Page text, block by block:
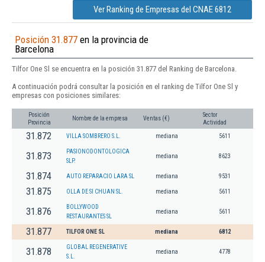
Ver Ranking de Empresas del CNAE 6812
Posición 31.877 en la provincia de
Barcelona
Tilfor One Sl se encuentra en la posición 31.877 del Ranking de Barcelona.
A continuación podrá consultar la posición en el ranking de Tilfor One Sl y
empresas con posiciones similares:
Posición
Provincia
Nombre de la empresa Ventas (€)
Sector
Actividad
31.872 VILLA SOMBRERO S.L. mediana 5611
31.873
PASIONODONTOLOGICA
SLP.
mediana 8623
31.874 AUTO REPARACIO LARA SL mediana 9531
31.875 OLLA DE SI CHUAN SL. mediana 5611
31.876
BOLLYWOOD
RESTAURANTES SL
mediana 5611
31.877 TILFOR ONE SL mediana 6812
31.878
GLOBAL REGENERATIVE
S.L.
mediana 4778